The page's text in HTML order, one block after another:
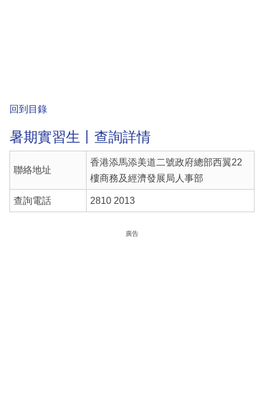
回到目錄
暑期實習生丨查詢詳情
聯絡地址
香港添馬添美道二號政府總部西翼22
樓商務及經濟發展局人事部
查詢電話 2810 2013
廣告